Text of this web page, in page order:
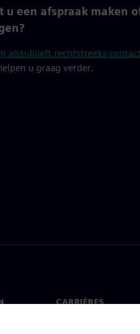
u een afspraak maken
alstublieft rechtstreeks
u graag verder.
CARRIÈRES